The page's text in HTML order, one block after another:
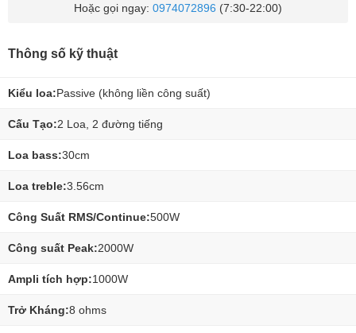
Hoặc gọi ngay: 0974072896 (7:30-22:00)
Thông số kỹ thuật
Kiểu loa:Passive (không liền công suất)
Cấu Tạo:2 Loa, 2 đường tiếng
Loa bass:30cm
Loa treble:3.56cm
Công Suất RMS/Continue:500W
Công suất Peak:2000W
Ampli tích hợp:1000W
Trở Kháng:8 ohms